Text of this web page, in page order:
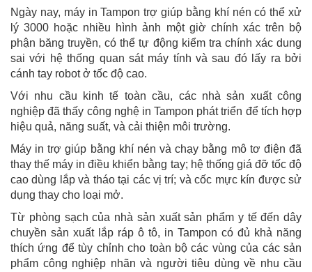
Ngày nay, máy in Tampon trợ giúp bằng khí nén có thể xử
lý 3000 hoặc nhiều hình ảnh một giờ chính xác trên bộ
phận băng truyền, có thể tự động kiểm tra chính xác dung
sai với hệ thống quan sát máy tính và sau đó lấy ra bởi
cánh tay robot ở tốc độ cao.
Với nhu cầu kinh tế toàn cầu, các nhà sản xuất công
nghiệp đã thấy công nghệ in Tampon phát triển để tích hợp
hiệu quả, năng suất, và cải thiện môi trường.
Máy in trợ giúp bằng khí nén và chạy bằng mô tơ điện đã
thay thế máy in điều khiển bằng tay; hệ thống giá đỡ tốc độ
cao dùng lắp và tháo tại các vị trí; và cốc mực kín được sử
dụng thay cho loại mở.
Từ phòng sạch của nhà sản xuất sản phẩm y tế đến dây
chuyền sản xuất lắp ráp ô tô, in Tampon có đủ khả năng
thích ứng để tùy chỉnh cho toàn bộ các vùng của các sản
phẩm công nghiệp nhãn và người tiêu dùng về nhu cầu